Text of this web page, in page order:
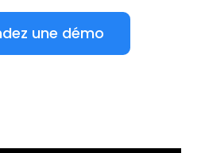
une démo